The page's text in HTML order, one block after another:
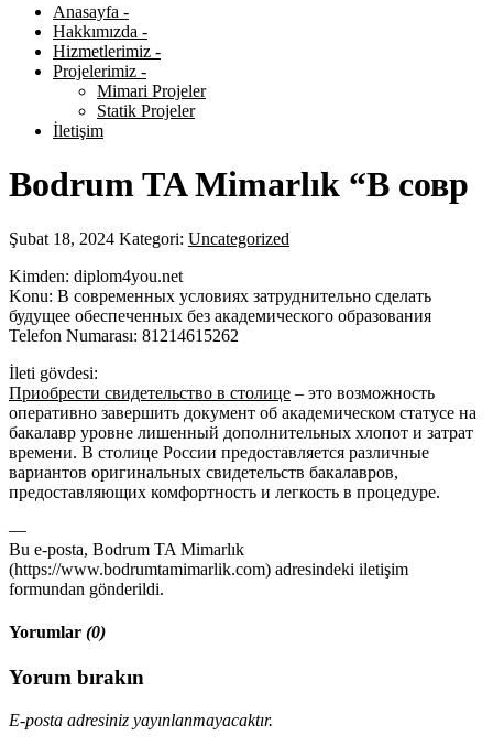
Anasayfa -
Hakkımızda -
Hizmetlerimiz -
Projelerimiz -
Mimari Projeler
Statik Projeler
İletişim
Bodrum TA Mimarlık “В совр
Şubat 18, 2024 Kategori: Uncategorized
Kimden: diplom4you.net
Konu: В современных условиях затруднительно сделать
будущее обеспеченных без академического образования
Telefon Numarası: 81214615262
İleti gövdesi:
Приобрести свидетельство в столице – это возможность
оперативно завершить документ об академическом статусе на
бакалавр уровне лишенный дополнительных хлопот и затрат
времени. В столице России предоставляется различные
вариантов оригинальных свидетельств бакалавров,
предоставляющих комфортность и легкость в процедуре.
—
Bu e-posta, Bodrum TA Mimarlık
(https://www.bodrumtamimarlik.com) adresindeki iletişim
formundan gönderildi.
Yorumlar (0)
Yorum bırakın
E-posta adresiniz yayınlanmayacaktır.